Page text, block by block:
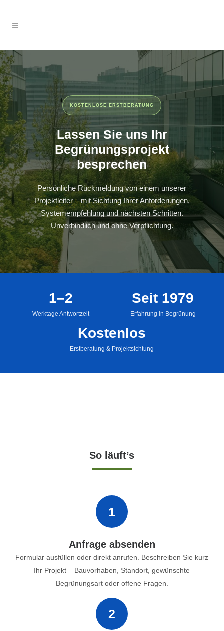
KOSTENLOSE ERSTBERATUNG
Lassen Sie uns Ihr
Begrünungsprojekt
besprechen
Persönliche Rückmeldung von einem unserer
Projektleiter – mit Sichtung Ihrer Anforderungen,
Systemempfehlung und nächsten Schritten.
Unverbindlich und ohne Verpflichtung.
1–2
Werktage Antwortzeit
Seit 1979
Erfahrung in Begrünung
Kostenlos
Erstberatung & Projektsichtung
So läuft’s
1
Anfrage absenden
Formular ausfüllen oder direkt anrufen. Beschreiben Sie kurz
Ihr Projekt – Bauvorhaben, Standort, gewünschte
Begrünungsart oder offene Fragen.
2